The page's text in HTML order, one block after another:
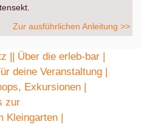
Zur ausführlichen Anleitung >>
|| Über die erleb-bar |
deine Veranstaltung |
Exkursionen |
zur
Kleingarten |